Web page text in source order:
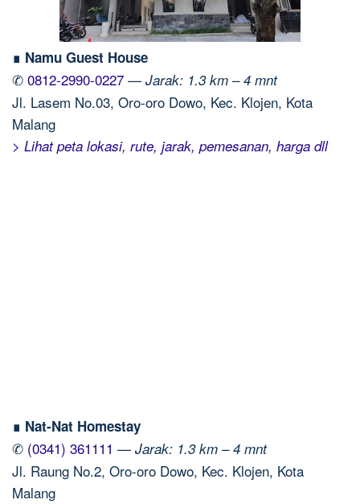
∎ Namu Guest House
✆ 0812-2990-0227 — Jarak: 1.3 km – 4 mnt
Jl. Lasem No.03, Oro-oro Dowo, Kec. Klojen, Kota
Malang
> Lihat peta lokasi, rute, jarak, pemesanan, harga dll
∎ Nat-Nat Homestay
✆ (0341) 361111 — Jarak: 1.3 km – 4 mnt
Jl. Raung No.2, Oro-oro Dowo, Kec. Klojen, Kota
Malang